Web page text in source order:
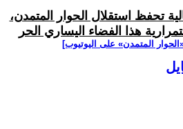
تحفظ استقلال الحوار المتمدن،
هذا الفضاء اليساري الحر
المتمدن» على اليوتيوب]